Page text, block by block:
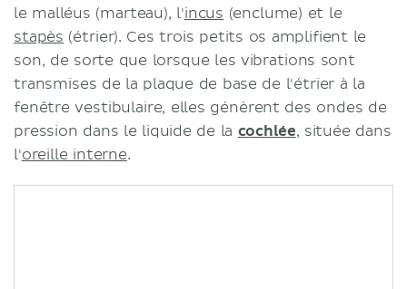
le malléus (marteau), l'incus (enclume) et le
stapès (étrier). Ces trois petits os amplifient le
son, de sorte que lorsque les vibrations sont
transmises de la plaque de base de l'étrier à la
fenêtre vestibulaire, elles génèrent des ondes de
pression dans le liquide de la cochlée, située dans
l'oreille interne.